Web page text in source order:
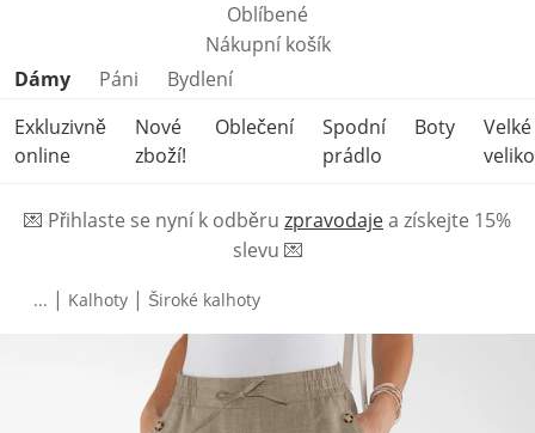
Oblíbené
Nákupní košík
Přeskočit kategorie produktů
Dámy Páni
Bydlení
Exkluzivně
online
Nové
zboží!
Oblečení
Spodní
prádlo
Boty
Velké
💌 Přihlaste se nyní k odběru zpravodajea získejte 15%
slevu 💌
... | Kalhoty | Široké kalhoty